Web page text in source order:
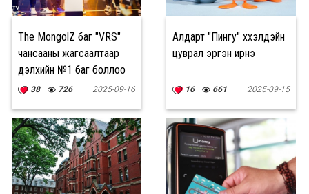
The MongolZ баг "VRS"
чансааны жагсаалтаар
дэлхийн №1 баг боллоо
38 726 2025-09-16
Алдарт "Пингу" хүүхэлдэйн
цуврал эргэн ирнэ
16 661 2025-09-15